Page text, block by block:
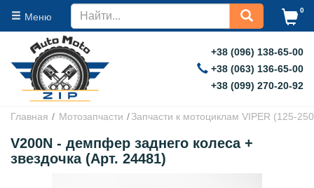
Меню
0
+38 (096) 138-65-00
+38 (063) 136-65-00
+38 (099) 270-20-92
Главная Мотозапчасти Запчасти к мотоциклам VIPER (125-
V200N - демпфер заднего колеса +
звездочка (Арт. 24481)